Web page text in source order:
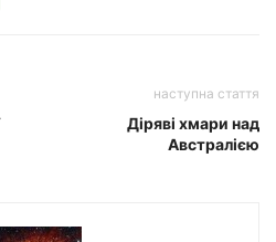
наступна стаття
Діряві хмари над
Австралією